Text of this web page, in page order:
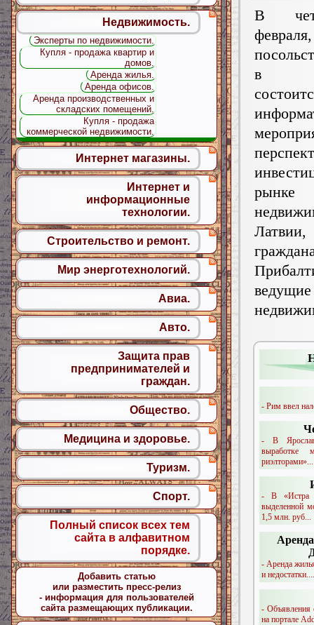
- Рим ввел
- В
выработке
риэлторами»...
- В «Истра
выделенной
1,5 млн. руб...
- Аренда
и недостатки....
- Объявления
на портале
В
в
рынке
Недвижимость.
Эксперты по недвижимости.
Купля - продажа квартир и
домов.
Аренда жилья.
Аренда офисов.
Аренда производственных и
складских помещений.
Купля - продажа
коммерческой недвижимости.
Интернет магазины.
Интернет и
информационные
технологии.
Строительство и ремонт.
Мир энерготехнологий.
Авиа.
Авто.
Защита прав
предпринимателей и
граждан.
Общество.
Медицина и здоровье.
Туризм.
Спорт.
Полный список всех тем
сайта в алфавитном
порядке.
Добавить статью
или разместить пресс-релиз
- информация для пользователей
сайта размещающих публикации.